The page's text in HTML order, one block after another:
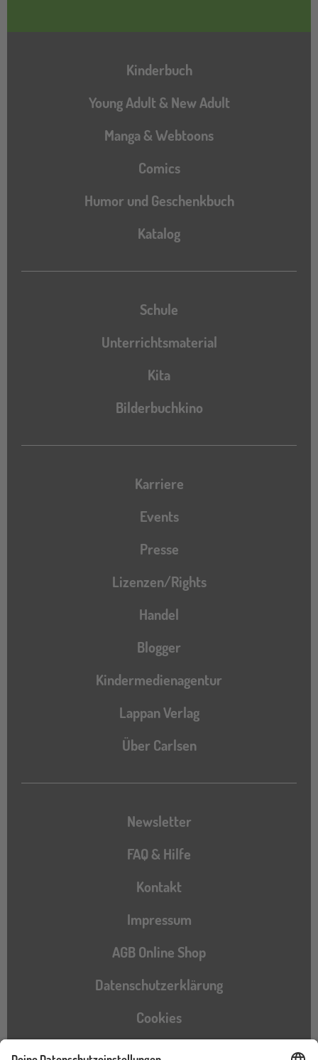
Hauptnavigation
Kinderbuch
Young Adult & New Adult
Manga & Webtoons
Comics
Humor und Geschenkbuch
Katalog
Katalog
Schule
Unterrichtsmaterial
Kita
Bilderbuchkino
Karriere
Events
Presse
Lizenzen/Rights
Handel
Blogger
Kindermedienagentur
Lappan Verlag
Über Carlsen
Newsletter
FAQ & Hilfe
Kontakt
Impressum
AGB Online Shop
Datenschutzerklärung
Cookies
Barrierefreiheitserklärung